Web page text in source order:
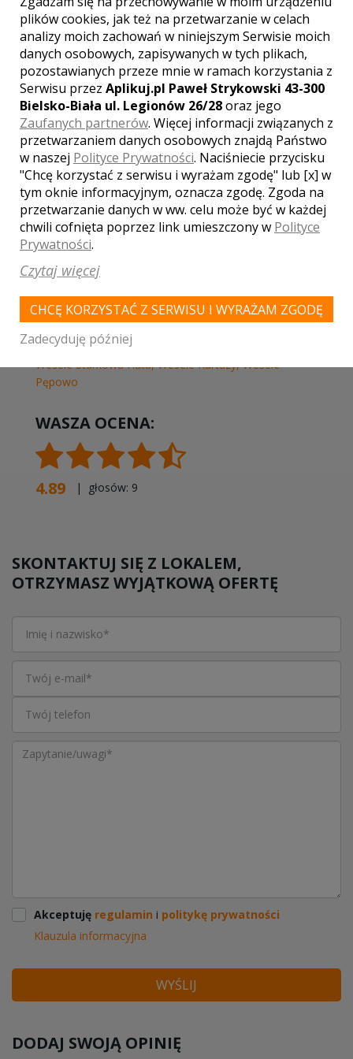
GALERIA ZDJĘĆ
MIEJSCOWOŚCI W POBLIŻU
Wesele Gdańsk
Wesele Sopot,Wesele Gdynia,Wesele Łapino
Kartuskie,Wesele Nowiny,Wesele Czapielsk,Wesele
Wesele Goszyn
Pruszcz Gdański,Wesele Kowale
Wesele Starkowa Huta,Wesele Kartuzy,Wesele
Pępowo
WASZA OCENA:
4.89 | głosów: 9
SKONTAKTUJ SIĘ Z LOKALEM,
OTRZYMASZ WYJĄTKOWĄ OFERTĘ
Akceptuję regulamin i politykę prywatności
Klauzula informacyjna
WYŚLIJ
DODAJ SWOJĄ OPINIĘ
plików cookies, jak też na przetwarzanie w celach
analizy moich zachowań w niniejszym Serwisie moich
danych osobowych, zapisywanych w tych plikach,
pozostawianych przeze mnie w ramach korzystania z
Serwisu przez Aplikuj.pl Paweł Strykowski 43-300
Bielsko-Biała ul. Legionów 26/28oraz jego
Zaufanych partnerów. Więcej informacji związanych z
przetwarzaniem danych osobowych znajdą Państwo
w naszej Polityce Prywatności. Naciśniecie przycisku
"Chcę korzystać z serwisu i wyrażam zgodę" lub [x] w
tym oknie informacyjnym, oznacza zgodę. Zgoda na
przetwarzanie danych w ww. celu może być w każdej
chwili cofnięta poprzez link umieszczony w Polityce
Prywatności.
Czytaj więcej
CHCĘ KORZYSTAĆ Z SERWISU I WYRAŻAM ZGODĘ
Zadecyduję później